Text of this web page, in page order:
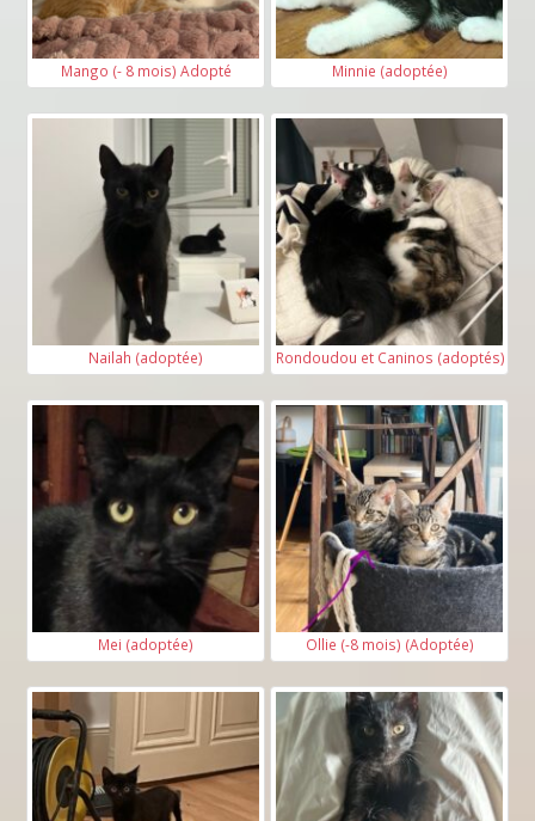
Mango (- 8 mois) Adopté Minnie (adoptée)
Nailah (adoptée) Rondoudou et Caninos (adoptés)
Mei (adoptée) Ollie (-8 mois) (Adoptée)